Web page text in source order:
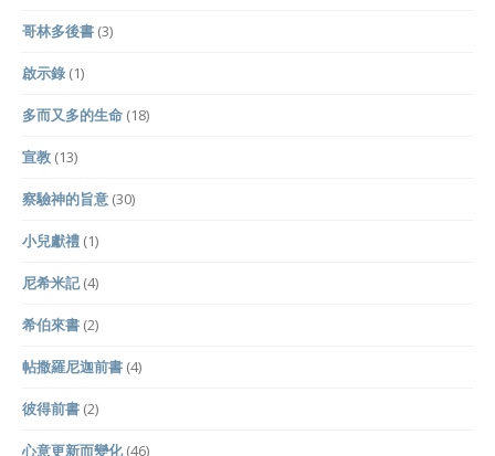
哥林多後書 (3)
啟示錄 (1)
多而又多的生命 (18)
宣教 (13)
察驗神的旨意 (30)
小兒獻禮 (1)
尼希米記(4)
希伯來書 (2)
帖撒羅尼迦前書 (4)
彼得前書 (2)
心意更新而變化(46)